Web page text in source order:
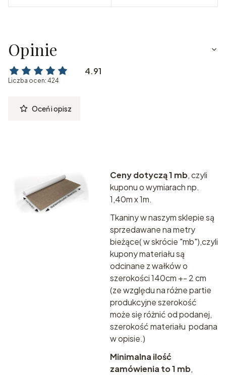
Opinie
4.91
Liczba ocen: 424
Oceń i opisz
Ceny dotyczą 1 mb, czyli
kuponu o wymiarach np.
1,40m x 1m.
Tkaniny w naszym sklepie są
sprzedawane na metry
bieżące( w skrócie "mb"),czyli
kupony materiału są
odcinane z wałków o
szerokości 140cm +- 2 cm
(ze względu na różne partie
produkcyjne szerokość
może się różnić od podanej,
szerokość materiału podana
w opisie.)
Minimalna ilość
zamówienia to 1 mb,